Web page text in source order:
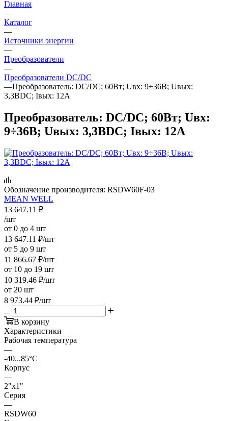
Главная
—
Каталог
—
Источники энергии
—
Преобразователи
—
Преобразователи DC/DC
—Преобразователь: DC/DC; 60Вт; Uвх: 9÷36В; Uвых:
3,3ВDC; Iвых: 12А
Преобразователь: DC/DC; 60Вт; Uвх:
9÷36В; Uвых: 3,3ВDC; Iвых: 12А
Обозначение производителя: RSDW60F-03
MEAN WELL
13 647.11 ₽
/шт
от 0 до 4 шт
13 647.11 ₽/шт
от 5 до 9 шт
11 866.67 ₽/шт
от 10 до 19 шт
10 319.46 ₽/шт
от 20 шт
8 973.44 ₽/шт
В корзину
Характеристики
Рабочая температура
—
-40...85°C
Корпус
—
2"x1"
Серия
—
RSDW60